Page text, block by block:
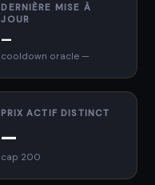
DERNIÈRE MISE À
JOUR
—
cooldown oracle —
PRIX ACTIF DISTINCT
—
cap 200